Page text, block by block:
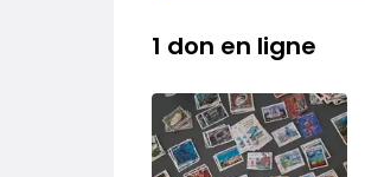
1 don en ligne